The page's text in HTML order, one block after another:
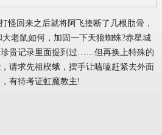
回来之后就将阿飞揍断了几根肋骨，
老鼠如何，加固一下天狼蜘蛛?赤星城
珍贵记录里面提到过……但再换上特殊的
请求先祖楔蛾，摆手让嗑嗑赶紧去外面
有待考证虹魔教主!